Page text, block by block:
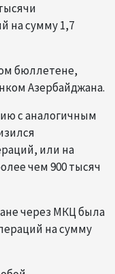
на сумму 1,7
бюллетене,
Азербайджана.
с аналогичным
или на
чем 900 тысяч
через МКЦ была
на сумму